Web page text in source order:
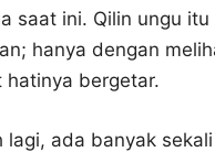
saat ini. Qilin ungu itu
hanya dengan
hatinya bergetar.
lagi, ada banyak